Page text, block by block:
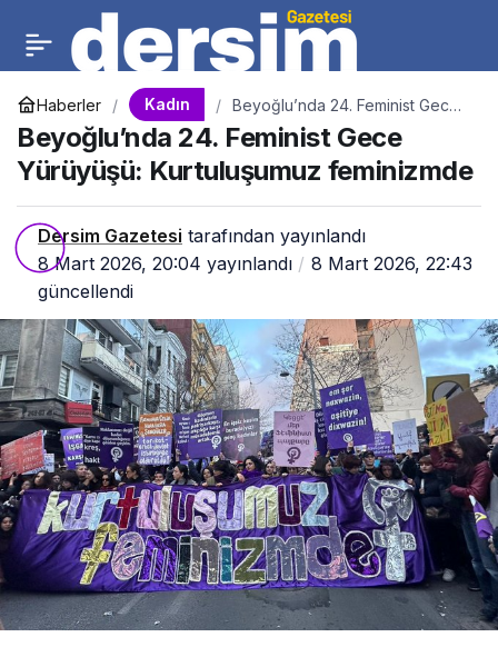
Haberler Kadın
Beyoğlu’nda 24. Feminist Gece
Yürüyüşü: Kurtuluşumuz
feminizmde
Beyoğlu’nda 24. Feminist Gece
Yürüyüşü: Kurtuluşumuz feminizmde
Dersim Gazetesi tarafından yayınlandı
8 Mart 2026, 20:04 yayınlandı
8 Mart 2026, 22:43
güncellendi